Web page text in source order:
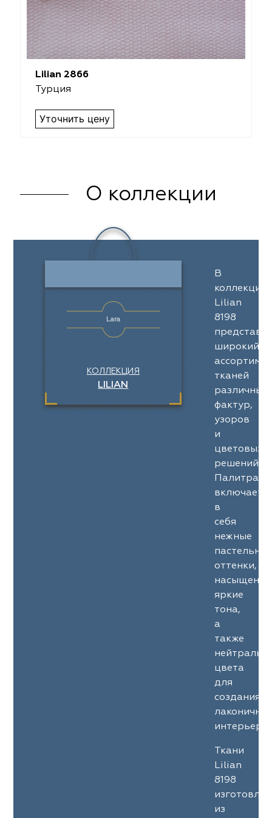
Lilian 2866
Турция
Уточнить цену
О коллекции
Lara
КОЛЛЕКЦИЯ
LILIAN
В
коллекции
Lilian
8198
широкий
тканей
различных
фактур,
узоров
и
цветовых
решений.
Палитра
включает
в
себя
нежные
оттенки,
яркие
тона,
а
также
цвета
для
создания
Ткани
Lilian
8198
из